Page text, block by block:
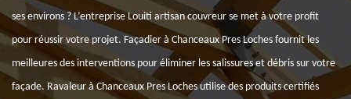
ses environs ? L’entreprise Louiti artisan couvreur se met à votre profit
pour réussir votre projet. Façadier à Chanceaux Pres Loches fournit les
meilleures des interventions pour éliminer les salissures et débris sur votre
façade. Ravaleur à Chanceaux Pres Loches utilise des produits certifiés